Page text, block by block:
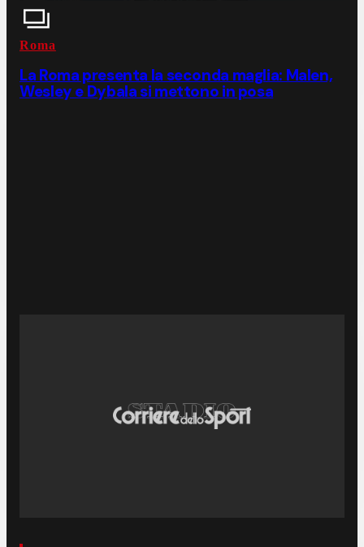
Roma
La Roma presenta la seconda maglia: Malen,
Wesley e Dybala si mettono in posa